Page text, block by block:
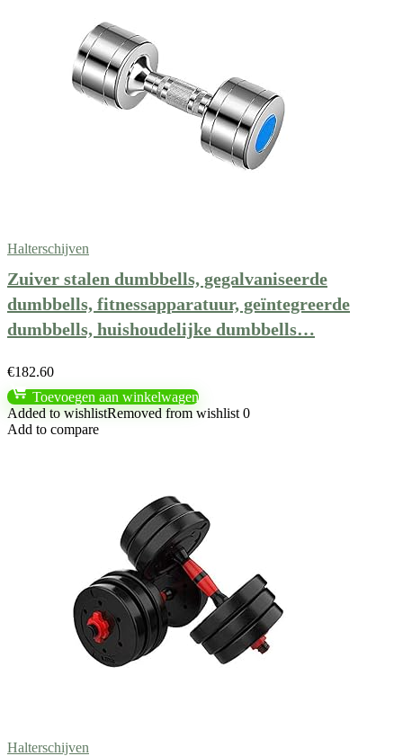
Halterschijven
Zuiver stalen dumbbells, gegalvaniseerde
dumbbells, fitnessapparatuur, geïntegreerde
dumbbells, huishoudelijke dumbbells…
€182.60
Toevoegen aan winkelwagen
Added to wishlistRemoved from wishlist 0
Add to compare
Halterschijven